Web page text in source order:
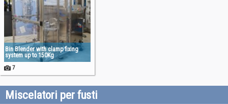
Bin Blender with clamp fixing
system up to 150Kg
7
Miscelatori per fusti